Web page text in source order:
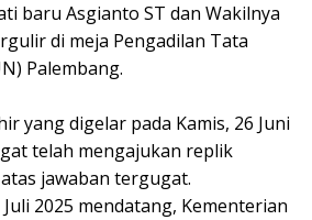
baru Asgianto ST dan Wakilnya
di meja Pengadilan Tata
Palembang.
yang digelar pada Kamis, 26 Juni
telah mengajukan replik
jawaban tergugat.
2025 mendatang, Kementerian